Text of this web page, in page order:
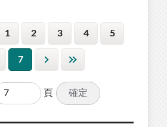
1 2 3 4 5
7
頁 確定